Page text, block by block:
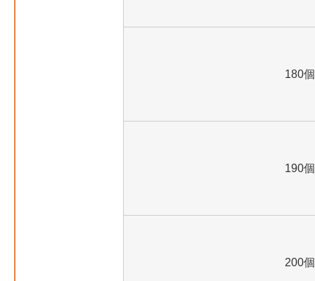
180個
190個
200個